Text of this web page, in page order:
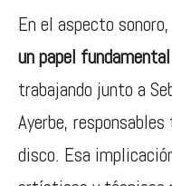
En el aspecto sonoro,
un papel
trabajando junto a
Ayerbe,
disco. Esa